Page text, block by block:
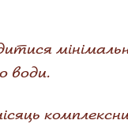
води.